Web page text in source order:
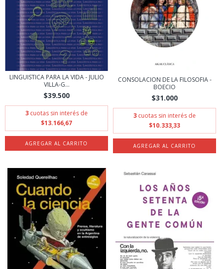
LINGUISTICA PARA LA VIDA - JULIO
VILLA-G...
$39.500
3 cuotas sin interés de
$13.166,67
CONSOLACION DE LA FILOSOFIA -
BOECIO
$31.000
3 cuotas sin interés de
$10.333,33